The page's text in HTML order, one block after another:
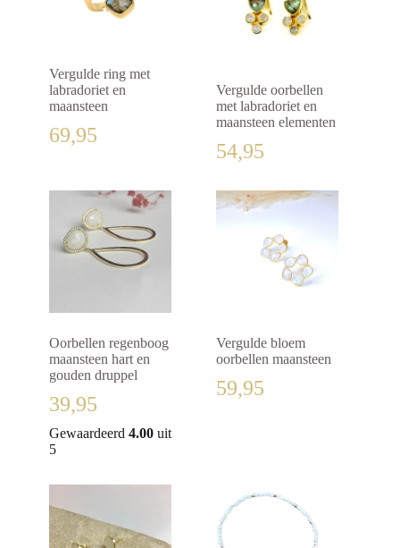
Vergulde ring met
labradoriet en
maansteen
69,95
Vergulde oorbellen
met labradoriet en
maansteen elementen
54,95
Oorbellen regenboog
maansteen hart en
gouden druppel
39,95
Gewaardeerd 4.00 uit
5
Vergulde bloem
oorbellen maansteen
59,95